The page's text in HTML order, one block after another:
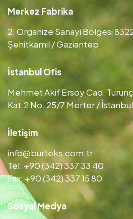
Merkez Fabrika
2. Organize Sanayi Bölgesi
Şehitkamil / Gaziantep
İstanbul Ofis
Mehmet Akif Ersoy Cad.
Kat.2 No: 25/7 Merter / İstanbul
İletişim
info@burteks.com.tr
Tel: +90 (342) 337 33 40
Fax: +90 (342) 337 15 80
Sosyal Medya